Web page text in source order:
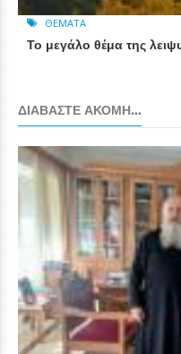
ΘΈΜΑΤΑ
Το μεγάλο θέμα της
ΔΙΑΒΆΣΤΕ ΑΚΌΜΗ...